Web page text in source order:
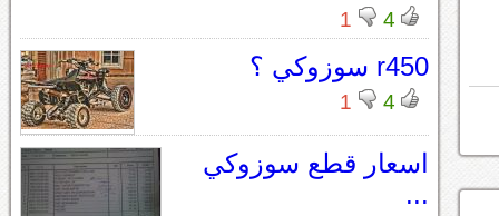
4
1
r450 سوزوكي ؟
4
1
اسعار قطع سوزوكي
...